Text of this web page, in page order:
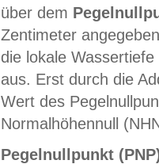
über dem
Zentimeter
die lokale
aus. Erst durch die
Wert des
Normalhöhennull
Pegelnullpunkt